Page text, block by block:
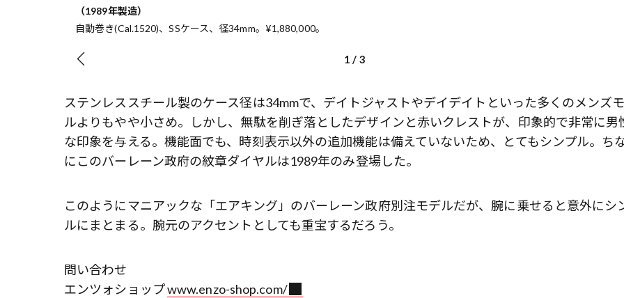
（1989年製造）
自動巻き(Cal.1520)、SSケース、径34mm。¥1,880,000。
1 / 3
ステンレススチール製のケース径は34mmで、デイトジャストやデイデイトといった多くのメンズ
ルよりもやや小さめ。しかし、無駄を削ぎ落としたデザインと赤いクレストが、印象的で非常に男
な印象を与える。機能面でも、時刻表示以外の追加機能は備えていないため、とてもシンプル。ち
にこのバーレーン政府の紋章ダイヤルは1989年のみ登場した。
このようにマニアックな「エアキング」のバーレーン政府別注モデルだが、腕に乗せると意外にシ
ルにまとまる。腕元のアクセントとしても重宝するだろう。
問い合わせ
エンツォショップwww.enzo-shop.com/